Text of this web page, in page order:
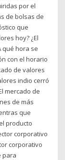
por el
de bolsas de
que
hoy? ¿El
qué hora se
con el horario
de valores
indio cerró
mercado de
de más
que
producto
corporativo
corporativo
para